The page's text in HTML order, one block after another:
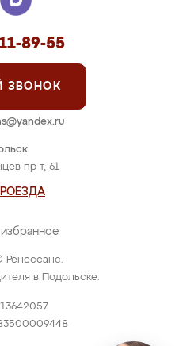
Ренессанс.
в Подольске.
пр-т, 61
89-55
ЗВОНОК